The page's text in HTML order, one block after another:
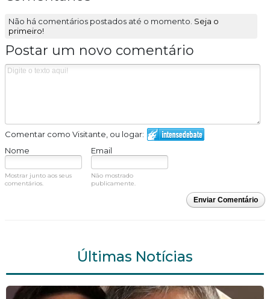
Não há comentários postados até o momento. Seja o
primeiro!
Postar um novo comentário
Comentar como Visitante, ou logar:
Nome
Email
Mostrar junto aos seus
comentários.
Não mostrado
publicamente.
Enviar Comentário
Últimas Notícias